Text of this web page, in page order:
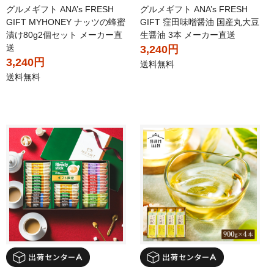
グルメギフト ANA’s FRESH
GIFT MYHONEY ナッツの蜂蜜
漬け80g2個セット メーカー直
送
3,240円
送料無料
グルメギフト ANA’s FRESH
GIFT 窪田味噌醤油 国産丸大豆
生醤油 3本 メーカー直送
3,240円
送料無料